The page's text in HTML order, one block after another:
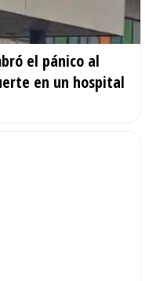
el pánico al
en un hospital